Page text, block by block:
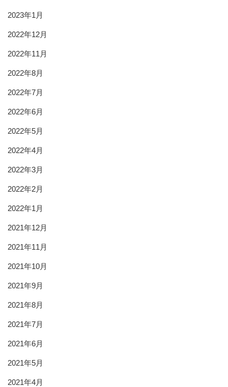
2023年1月
2022年12月
2022年11月
2022年8月
2022年7月
2022年6月
2022年5月
2022年4月
2022年3月
2022年2月
2022年1月
2021年12月
2021年11月
2021年10月
2021年9月
2021年8月
2021年7月
2021年6月
2021年5月
2021年4月